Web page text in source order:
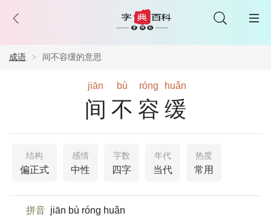
成语 间不容缓的意思
jiān bù róng huǎn
间不容缓
结构
偏正式
感情
中性
字数
四字
年代
当代
热度
常用
拼音 jiān bù róng huǎn